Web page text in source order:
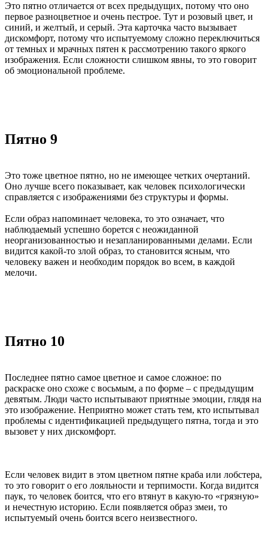
Это пятно отличается от всех предыдущих, потому что оно
первое разноцветное и очень пестрое. Тут и розовый цвет, и
синий, и желтый, и серый. Эта карточка часто вызывает
дискомфорт, потому что испытуемому сложно переключиться
от темных и мрачных пятен к рассмотрению такого яркого
изображения. Если сложности слишком явны, то это говорит
об эмоциональной проблеме.
Пятно 9
Это тоже цветное пятно, но не имеющее четких очертаний.
Оно лучше всего показывает, как человек психологически
справляется с изображениями без структуры и формы.
Если образ напоминает человека, то это означает, что
наблюдаемый успешно борется с неожиданной
неорганизованностью и незапланированными делами. Если
видится какой-то злой образ, то становится ясным, что
человеку важен и необходим порядок во всем, в каждой
мелочи.
Пятно 10
Последнее пятно самое цветное и самое сложное: по
раскраске оно схоже с восьмым, а по форме – с предыдущим
девятым. Люди часто испытывают приятные эмоции, глядя на
это изображение. Неприятно может стать тем, кто испытывал
проблемы с идентификацией предыдущего пятна, тогда и это
вызовет у них дискомфорт.
Если человек видит в этом цветном пятне краба или лобстера,
то это говорит о его лояльности и терпимости. Когда видится
паук, то человек боится, что его втянут в какую-то «грязную»
и нечестную историю. Если появляется образ змеи, то
испытуемый очень боится всего неизвестного.